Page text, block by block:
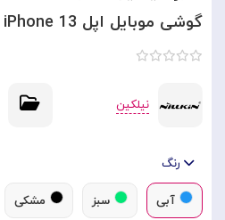
گوشی موبایل اپل iPhone 13
نیلکین
رنگ
آبی سبز مشکی